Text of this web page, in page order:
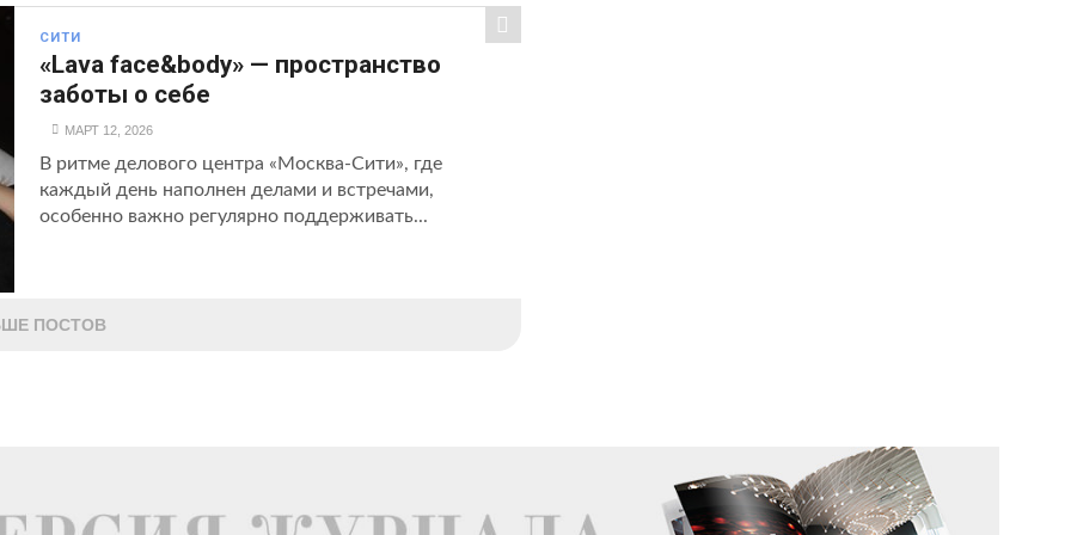
СИТИ
«Lava face&body» — пространство
заботы о себе
МАРТ 12, 2026
В ритме делового центра «Москва‑Сити», где
каждый день наполнен делами и встречами,
особенно важно регулярно поддерживать...
ПОСТОВ